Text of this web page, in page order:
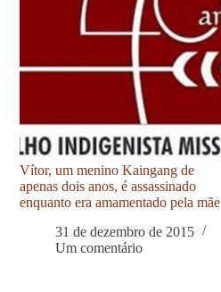
Vítor, um menino Kaingang de
apenas dois anos, é assassinado
enquanto era amamentado pela mãe
31 de dezembro de 2015
Um comentário